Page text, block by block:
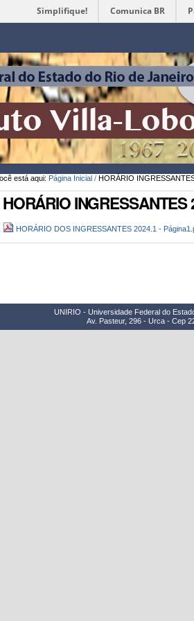
Simplifique! Comunica BR
está aqui: Página Inicial / HORÁRIO
HORÁRIO INGRESSANTES
HORÁRIO DOS INGRESSANTES 2024.1 -
UNIRIO - Universidade Federal do
Av. Pasteur, 296 - Urca - Cep